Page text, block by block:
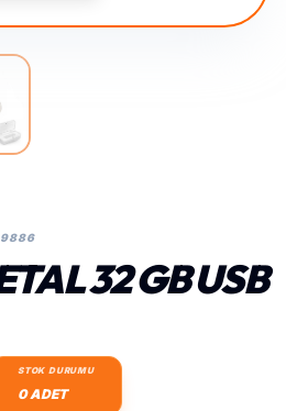
9886
32 GB USB
STOK DURUMU
0 ADET